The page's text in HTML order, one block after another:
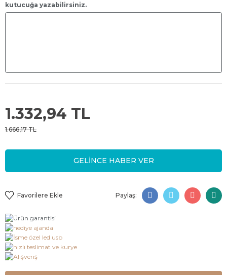
kutucuğa yazabilirsiniz.
1.332,94 TL
1.666,17 TL
GELİNCE HABER VER
Paylaş: